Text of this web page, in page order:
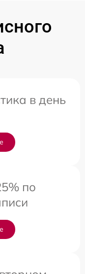
в день
по